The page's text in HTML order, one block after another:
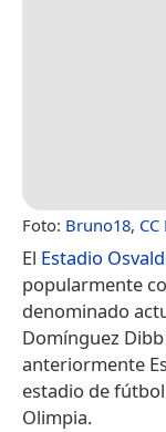
Foto: Bruno18, CC
El Estadio
popularmente
denominado
Domínguez
anteriormente
estadio de
Olimpia.